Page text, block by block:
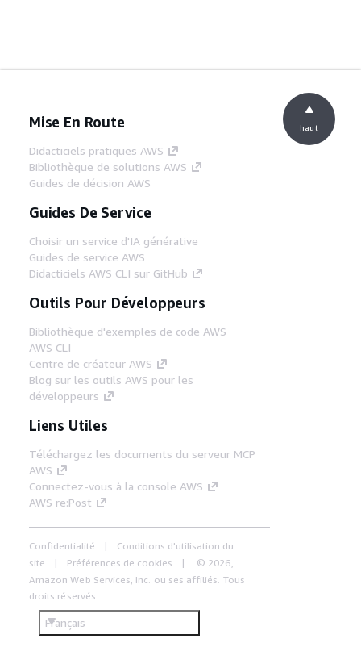
Mise En Route
Didacticiels pratiques AWS
Bibliothèque de solutions AWS
Guides de décision AWS
Guides De Service
Choisir un service d'IA générative
Guides de service AWS
Didacticiels AWS CLI sur GitHub
Outils Pour Développeurs
Bibliothèque d'exemples de code AWS
AWS CLI
Centre de créateur AWS
Blog sur les outils AWS pour les
développeurs
Liens Utiles
Téléchargez les documents du serveur MCP
AWS
Connectez-vous à la console AWS
AWS re:Post
Confidentialité
Conditions d'utilisation du
site
Préférences de cookies
© 2026,
Amazon Web Services, Inc. ou ses affiliés. Tous
droits réservés.
Français
haut